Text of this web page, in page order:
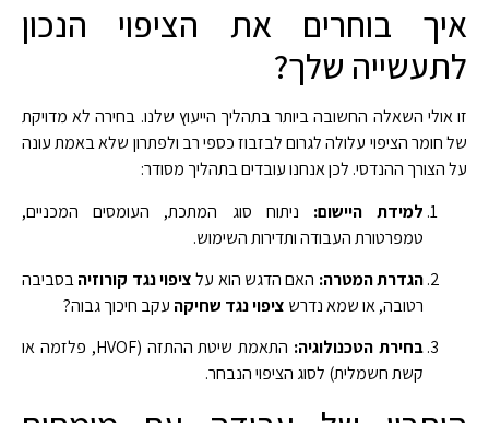
איך בוחרים את הציפוי הנכון
לתעשייה שלך?
זו אולי השאלה החשובה ביותר בתהליך הייעוץ שלנו. בחירה לא מדויקת
של חומר הציפוי עלולה לגרום לבזבוז כספי רב ולפתרון שלא באמת עונה
על הצורך ההנדסי. לכן אנחנו עובדים בתהליך מסודר:
למידת היישום: ניתוח סוג המתכת, העומסים המכניים,
טמפרטורת העבודה ותדירות השימוש.
הגדרת המטרה: האם הדגש הוא עלציפוי נגד קורוזיהבסביבה
רטובה, או שמא נדרש ציפוי נגד שחיקה עקב חיכוך גבוה?
בחירת הטכנולוגיה:
התאמת שיטת ההתזה (HVOF, פלזמה או
קשת חשמלית) לסוג הציפוי הנבחר.